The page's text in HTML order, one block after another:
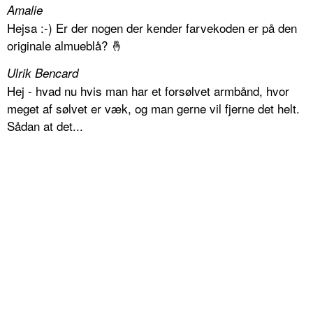
Amalie
Hejsa :-) Er der nogen der kender farvekoden er på den
originale almueblå? 🤞
Ulrik Bencard
Hej - hvad nu hvis man har et forsølvet armbånd, hvor
meget af sølvet er væk, og man gerne vil fjerne det helt.
Sådan at det...